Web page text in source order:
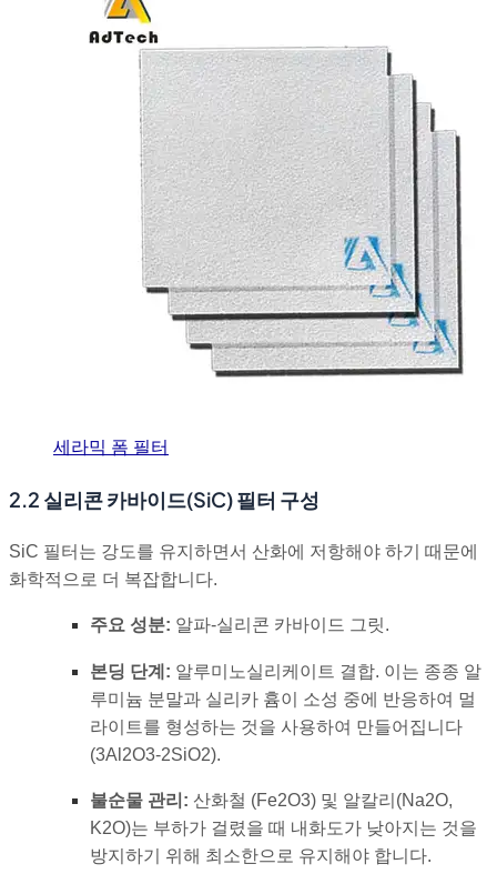
세라믹 폼 필터
2.2 실리콘 카바이드(SiC) 필터 구성
SiC 필터는 강도를 유지하면서 산화에 저항해야 하기 때문에
화학적으로 더 복잡합니다.
주요 성분: 알파-실리콘 카바이드 그릿.
본딩 단계: 알루미노실리케이트 결합. 이는 종종 알
루미늄 분말과 실리카 흄이 소성 중에 반응하여 멀
라이트를 형성하는 것을 사용하여 만들어집니다
(3Al2O3-2SiO2).
불순물 관리: 산화철 (Fe2O3) 및 알칼리(Na2O,
K2O)는 부하가 걸렸을 때 내화도가 낮아지는 것을
방지하기 위해 최소한으로 유지해야 합니다.